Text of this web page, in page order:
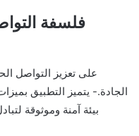
فلسفة
الجادة.- يتميز التطبيق